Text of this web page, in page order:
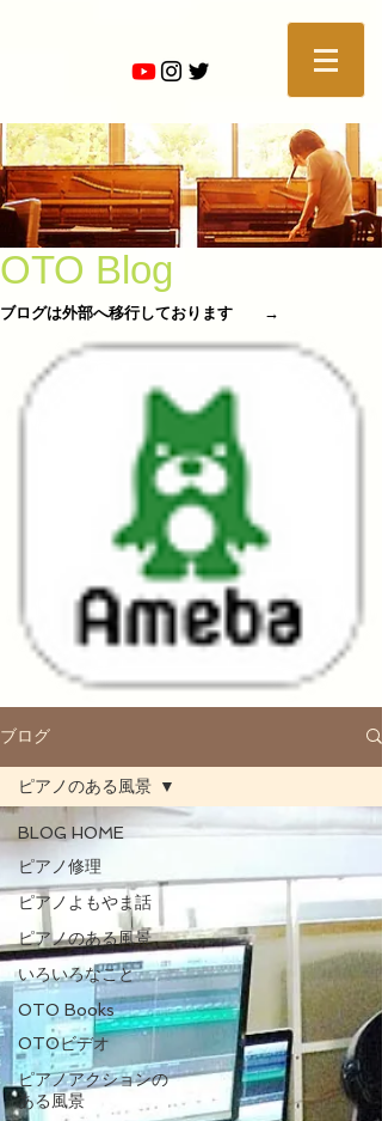
OTO Blog
ブログは外部へ移行しております →
ブログ
BLOG HOME
ピアノ修理
ピアノよもやま話
ピアノのある風景
いろいろなこと
OTO Books
OTOビデオ
ピアノアクションの
ある風景
ピアノのある風景